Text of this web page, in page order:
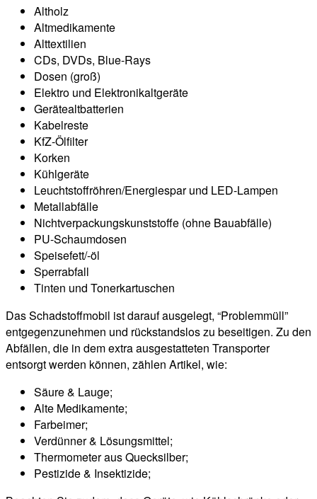
Altholz
Altmedikamente
Alttextilien
CDs, DVDs, Blue-Rays
Dosen (groß)
Elektro und Elektronikaltgeräte
Gerätealtbatterien
Kabelreste
KfZ-Ölfilter
Korken
Kühlgeräte
Leuchtstoffröhren/Energiespar und LED-Lampen
Metallabfälle
Nichtverpackungskunststoffe (ohne Bauabfälle)
PU-Schaumdosen
Speisefett/-öl
Sperrabfall
Tinten und Tonerkartuschen
Das Schadstoffmobil ist darauf ausgelegt, “Problemmüll”
entgegenzunehmen und rückstandslos zu beseitigen. Zu den
Abfällen, die in dem extra ausgestatteten Transporter
entsorgt werden können, zählen Artikel, wie:
Säure & Lauge;
Alte Medikamente;
Farbeimer;
Verdünner & Lösungsmittel;
Thermometer aus Quecksilber;
Pestizide & Insektizide;